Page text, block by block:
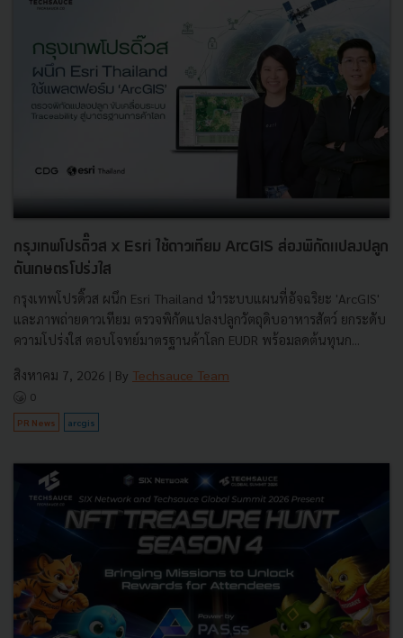
กรุงเทพโปรดิ๊วส x Esri ใช้ดาวเทียม ArcGIS ส่องพิกัดแปลงปลูก
ดันเกษตรโปร่งใส
กรุงเทพโปรดิ๊วส ผนึก Esri Thailand นำระบบแผนที่อัจฉริยะ 'ArcGIS'
และภาพถ่ายดาวเทียม ตรวจพิกัดแปลงปลูกวัตถุดิบอาหารสัตว์ ยกระดับ
ความโปร่งใส ตอบโจทย์มาตรฐานค้าโลก EUDR พร้อมลดต้นทุนก...
สิงหาคม 7, 2026 | By Techsauce Team
0
PR News arcgis